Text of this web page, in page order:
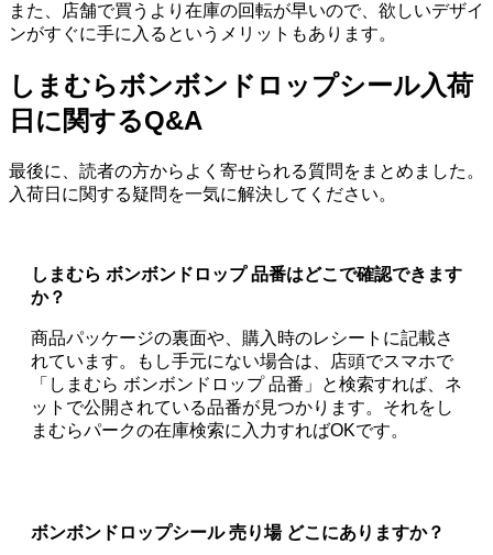
また、店舗で買うより在庫の回転が早いので、欲しいデザイ
ンがすぐに手に入るというメリットもあります。
しまむらボンボンドロップシール入荷
日に関するQ&A
最後に、読者の方からよく寄せられる質問をまとめました。
入荷日に関する疑問を一気に解決してください。
しまむら ボンボンドロップ 品番はどこで確認できます
か？
商品パッケージの裏面や、購入時のレシートに記載さ
れています。もし手元にない場合は、店頭でスマホで
「しまむら ボンボンドロップ 品番」と検索すれば、ネ
ットで公開されている品番が見つかります。それをし
まむらパークの在庫検索に入力すればOKです。
ボンボンドロップシール 売り場 どこにありますか？